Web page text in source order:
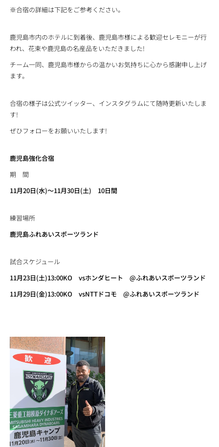
※合宿の詳細は下記をご参考ください。
鹿児島市内のホテルに到着後、鹿児島市様による歓迎セレモニーが行
われ、花束や鹿児島の名産品をいただきました!
チーム一同、鹿児島市様からの温かいお気持ちに心から感謝申し上げ
ます。
合宿の様子は公式ツイッター、インスタグラムにて随時更新いたしま
す!
ぜひフォローをお願いいたします!
鹿児島強化合宿
期 間
11月20日(水)～11月30日(土) 10日間
練習場所
鹿児島ふれあいスポーツランド
試合スケジュール
11月23日(土)13:00KO vsホンダヒート @ふれあいスポーツランド
11月29日(金)13:00KO vsNTTドコモ @ふれあいスポーツランド